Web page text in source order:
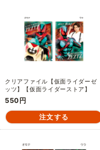
クリアファイル【仮面ライダーゼ
ッツ】【仮面ライダーストア】
550円